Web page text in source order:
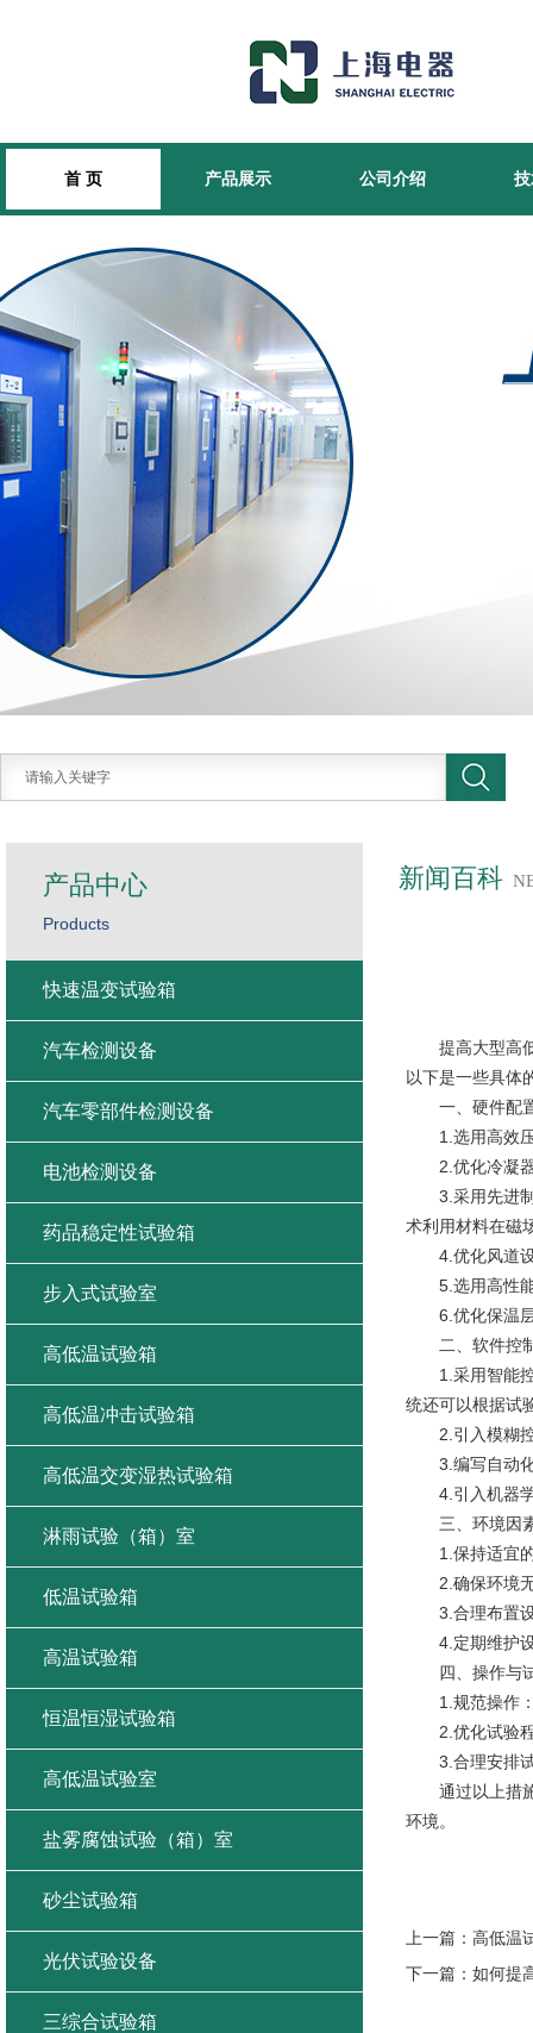
首 页 产品展示 公司介绍
新闻百科
提高大型高低
以下是一些具体
一、硬件配
1.选用高效压
2.优化冷凝器
3.采用先进制
术利用材料在磁
4.优化风道设
5.选用高性能
6.优化保温层
二、软件控
1.采用智能控
统还可以根据试
2.引入模糊控
3.编写自动化
4.引入机器学
三、环境因
1.保持适宜的
2.确保环境无
3.合理布置设
4.定期维护设
四、操作与
1.规范操作：
2.优化试验程
3.合理安排试
通过以上措施
环境。
上一篇： 高低温
下一篇： 如何提
产品中心
Products
快速温变试验箱
汽车检测设备
汽车零部件检测设备
电池检测设备
药品稳定性试验箱
步入式试验室
高低温试验箱
高低温冲击试验箱
高低温交变湿热试验箱
淋雨试验（箱）室
低温试验箱
高温试验箱
恒温恒湿试验箱
高低温试验室
盐雾腐蚀试验（箱）室
砂尘试验箱
光伏试验设备
三综合试验箱